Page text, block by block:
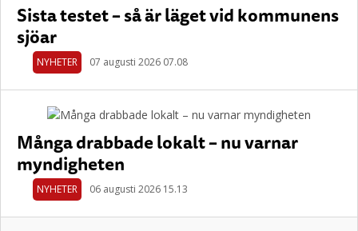
Sista testet – så är läget vid kommunens
sjöar
NYHETER 07 augusti 2026 07.08
Många drabbade lokalt – nu varnar
myndigheten
NYHETER 06 augusti 2026 15.13